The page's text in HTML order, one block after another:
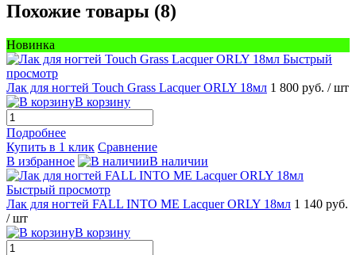
Похожие товары (8)
Новинка
Быстрый
просмотр
Лак для ногтей Touch Grass Lacquer ORLY 18мл 1 800 руб. / шт
В корзину
Подробнее
Купить в 1 клик Сравнение
В избранное
В наличии
Быстрый просмотр
Лак для ногтей FALL INTO ME Lacquer ORLY 18мл 1 140 руб.
/ шт
В корзину